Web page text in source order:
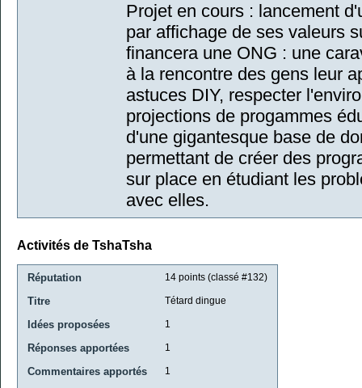
Projet en cours : lancement
par affichage de ses valeurs
financera une ONG : une
à la rencontre des gens leur
astuces DIY, respecter
projections de progammes
d'une gigantesque base de
permettant de créer des
sur place en étudiant les
avec elles.
Activités de TshaTsha
Réputation 14 points (classé #132)
Titre Tétard dingue
Idées proposées 1
Réponses apportées 1
Commentaires apportés 1